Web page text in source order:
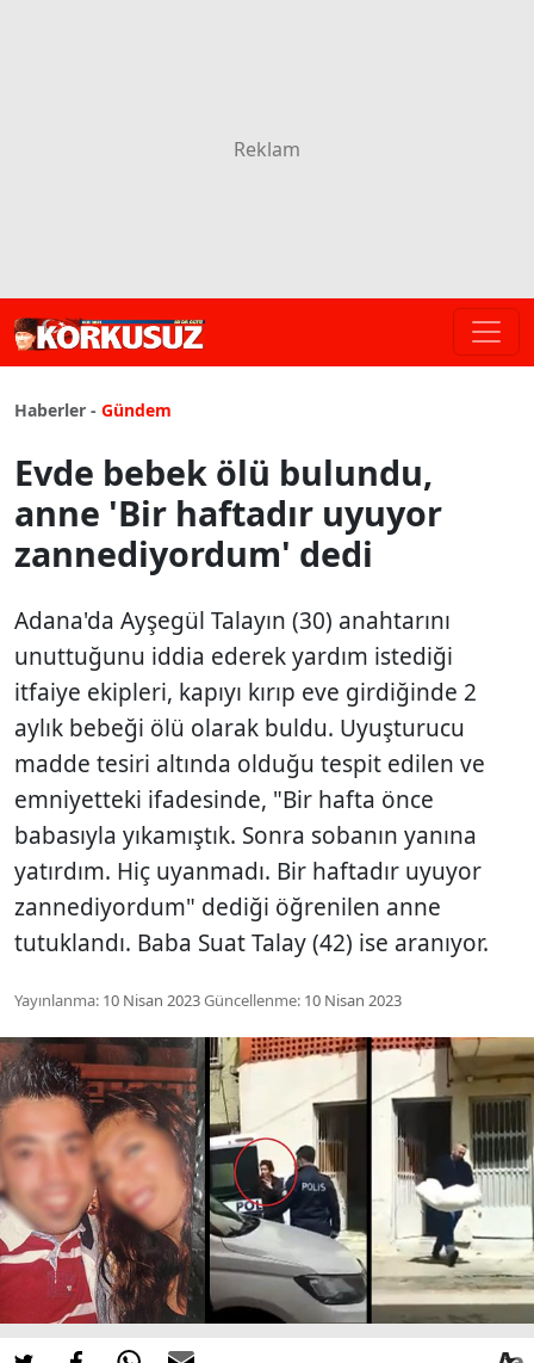
Haberler - Gündem
Evde bebek ölü bulundu,
anne 'Bir haftadır uyuyor
zannediyordum' dedi
Adana'da Ayşegül Talayın (30) anahtarını
unuttuğunu iddia ederek yardım istediği
itfaiye ekipleri, kapıyı kırıp eve girdiğinde 2
aylık bebeği ölü olarak buldu. Uyuşturucu
madde tesiri altında olduğu tespit edilen ve
emniyetteki ifadesinde, "Bir hafta önce
babasıyla yıkamıştık. Sonra sobanın yanına
yatırdım. Hiç uyanmadı. Bir haftadır uyuyor
zannediyordum" dediği öğrenilen anne
tutuklandı. Baba Suat Talay (42) ise aranıyor.
Yayınlanma: 10 Nisan 2023Güncellenme: 10 Nisan 2023